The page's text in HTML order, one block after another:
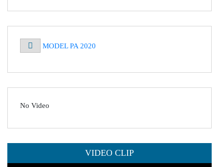
MODEL PA 2020
No Video
VIDEO CLIP